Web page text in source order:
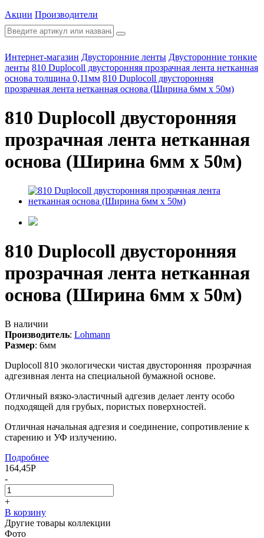
Акции Производители
Интернет-магазин Двусторонние ленты Двусторонние тонкие
ленты 810 Duplocoll двусторонняя прозрачная лента нетканная
основа толщина 0,11мм 810 Duplocoll двусторонняя
прозрачная лента нетканная основа (Ширина 6мм х 50м)
810 Duplocoll двусторонняя
прозрачная лента нетканная
основа (Ширина 6мм х 50м)
810 Duplocoll двусторонняя
прозрачная лента нетканная
основа (Ширина 6мм х 50м)
В наличии
Производитель: Lohmann
Размер: 6мм
Duplocoll 810 экологически чистая двусторонняя прозрачная
адгезивная лента на специальной бумажной основе.
Отличный вязко-эластичный адгезив делает ленту особо
подходящей для грубых, пористых поверхностей.
Отличная начальная адгезия и соединение, сопротивление к
старению и УФ излучению.
Подробнее
164,45Р
-
+
В корзину
Другие товары коллекции
Фото